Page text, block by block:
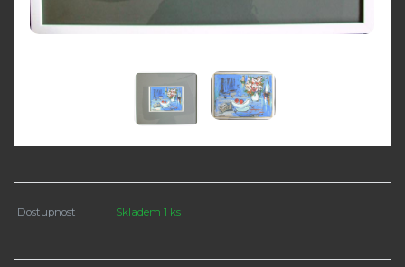
Dostupnost Skladem 1 ks